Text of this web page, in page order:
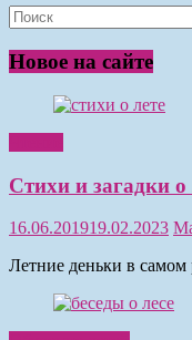
Новое на сайте
Стихи и загадки о
16.06.201919.02.2023
Летние деньки в самом